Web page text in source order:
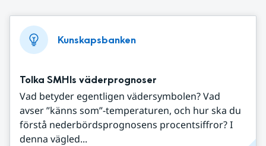
Kunskapsbanken
Tolka SMHIs väderprognoser
Vad betyder egentligen vädersymbolen? Vad
avser ”känns som”-temperaturen, och hur ska du
förstå nederbördsprognosens procentsiffror? I
denna vägled...